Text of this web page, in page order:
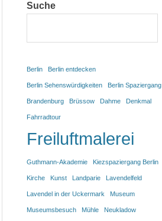
Suche
Berlin Berlin entdecken
Berlin Sehenswürdigkeiten Berlin Spaziergang
Brandenburg Brüssow Dahme Denkmal
Fahrradtour
Freiluftmalerei
Guthmann-Akademie Kiezspaziergang Berlin
Kirche Kunst Landparie Lavendelfeld
Lavendel in der Uckermark Museum
Museumsbesuch Mühle Neukladow